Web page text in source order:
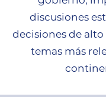
discusiones
decisiones de
temas más